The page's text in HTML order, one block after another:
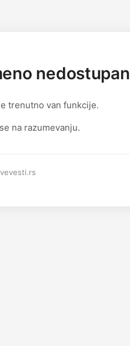
nedostupan
trenutno van funkcije.
na razumevanju.